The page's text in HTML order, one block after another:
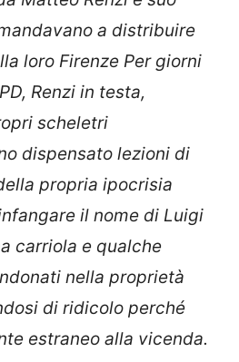
a distribuire
loro Firenze Per giorni
Renzi in testa,
scheletri
dispensato lezioni di
propria ipocrisia
il nome di Luigi
carriola e qualche
nella proprietà
di ridicolo perché
estraneo alla vicenda.